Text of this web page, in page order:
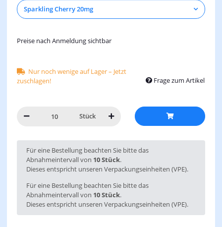
Sparkling Cherry 20mg
Preise nach Anmeldung sichtbar
Nur noch wenige auf Lager – Jetzt
zuschlagen!
Frage zum Artikel
Stück
x
Für eine Bestellung beachten Sie bitte das
Abnahmeintervall von 10 Stück.
Dieses entspricht unseren Verpackungseinheiten (VPE).
Für eine Bestellung beachten Sie bitte das
Abnahmeintervall von 10 Stück.
Dieses entspricht unseren Verpackungseinheiten (VPE).